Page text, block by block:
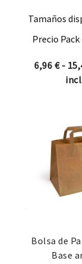
Tamaños
Precio Pack
6,96 € -
Bolsa de
Base